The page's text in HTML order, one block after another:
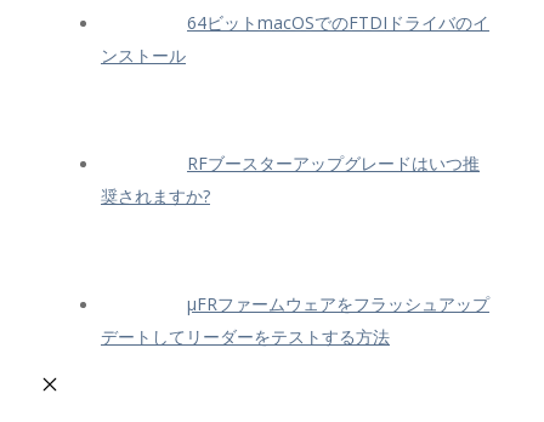
64ビットmacOSでのFTDIドライバのイ
ンストール
RFブースターアップグレードはいつ推
奨されますか?
μFRファームウェアをフラッシュアップ
デートしてリーダーをテストする方法